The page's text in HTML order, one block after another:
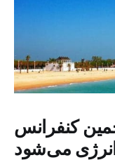
کنفرانس
می‌شود